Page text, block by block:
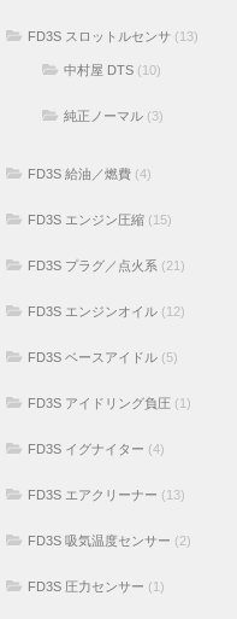
FD3S スロットルセンサ (13)
中村屋 DTS (10)
純正ノーマル (3)
FD3S 給油／燃費 (4)
FD3S エンジン圧縮 (15)
FD3S プラグ／点火系 (21)
FD3S エンジンオイル (12)
FD3S ベースアイドル (5)
FD3S アイドリング負圧 (1)
FD3S イグナイター (4)
FD3S エアクリーナー (13)
FD3S 吸気温度センサー (2)
FD3S 圧力センサー (1)